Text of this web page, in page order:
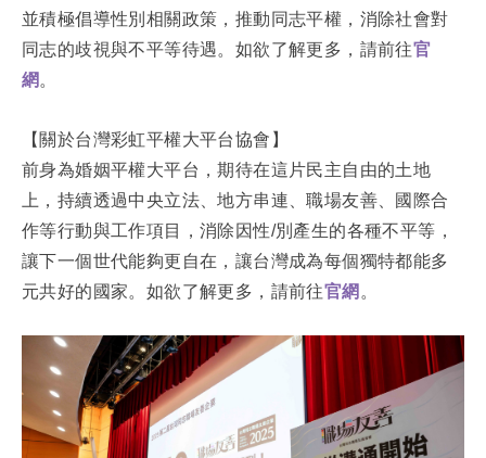
並積極倡導性別相關政策，推動同志平權，消除社會對
同志的歧視與不平等待遇。如欲了解更多，請前往官
網 。
【關於台灣彩虹平權大平台協會】
前身為婚姻平權大平台，期待在這片民主自由的土地
上，持續透過中央立法、地方串連、職場友善、國際合
作等行動與工作項目，消除因性/別產生的各種不平等，
讓下一個世代能夠更自在，讓台灣成為每個獨特都能多
元共好的國家。如欲了解更多，請前往官網 。